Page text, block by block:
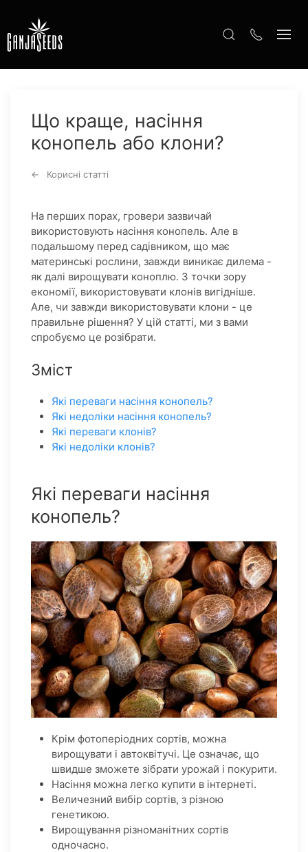
Що краще, насіння
конопель або клони?
Корисні статті
На перших порах, гровери зазвичай
використовують насіння конопель. Але в
подальшому перед садівником, що має
материнські рослини, завжди виникає дилема -
як далі вирощувати коноплю. З точки зору
економії, використовувати клонів вигідніше.
Але, чи завжди використовувати клони - це
правильне рішення? У цій статті, ми з вами
спробуємо це розібрати.
Зміст
Які переваги насіння конопель?
Які недоліки насіння конопель?
Які переваги клонів?
Які недоліки клонів?
Які переваги насіння
конопель?
Крім фотоперіодних сортів, можна
вирощувати і автоквітучі. Це означає, що
швидше зможете зібрати урожай і покурити.
Насіння можна легко купити в інтернеті.
Величезний вибір сортів, з різною
генетикою.
Вирощування різноманітних сортів
одночасно.